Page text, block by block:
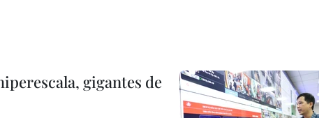
gigantes de